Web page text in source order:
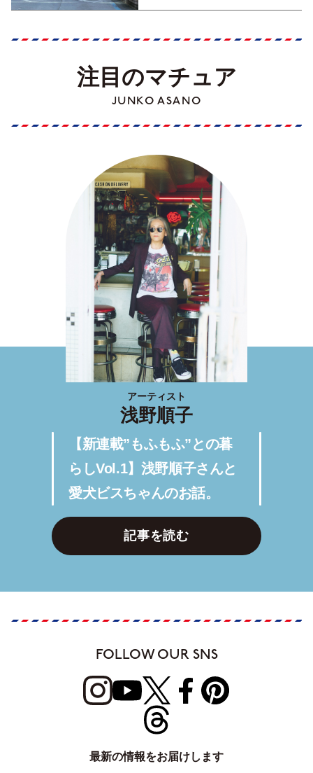
注目のマチュア
JUNKO ASANO
アーティスト
浅野順子
【新連載”もふもふ”との暮
らしVol.1】浅野順子さんと
愛犬ビスちゃんのお話。
記事を読む
FOLLOW OUR SNS
最新の情報をお届けします